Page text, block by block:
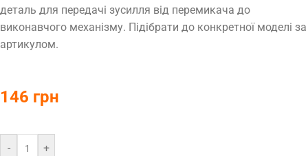
деталь для передачі зусилля від перемикача до
виконавчого механізму. Підібрати до конкретної моделі за
артикулом.
146 грн
- +